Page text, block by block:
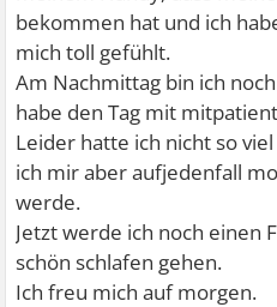
bekommen hat und ich
mich toll gefühlt.
Am Nachmittag bin ich
habe den Tag mit
Leider hatte ich nicht so
ich mir aber aufjedenfall
werde.
Jetzt werde ich noch einen
schön schlafen gehen.
Ich freu mich auf morgen.